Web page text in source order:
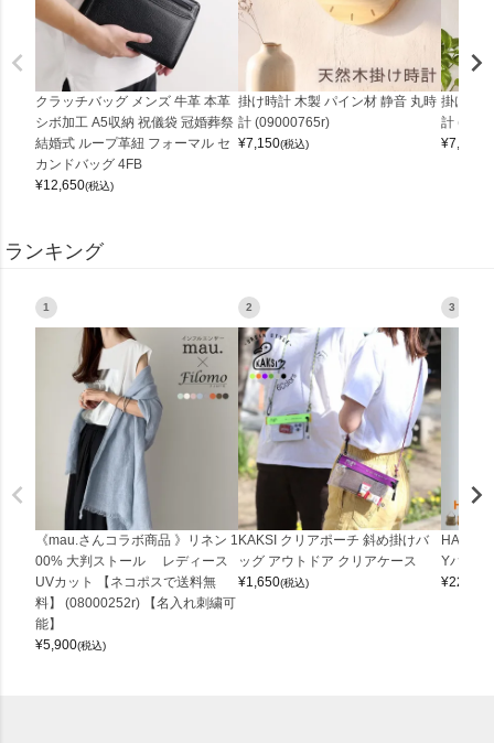
クラッチバッグ メンズ 牛革 本革
シボ加工 A5収納 祝儀袋 冠婚葬祭
結婚式 ループ革紐 フォーマル セ
カンドバッグ 4FB
¥12,650(税込)
掛け時計 木製 パイン材 静音 丸時
計 (09000765r)
¥7,150(税込)
掛け時
計
¥7,150
ランキング
1
《mau.さんコラボ商品 》リネン 1
00% 大判ストール レディース
UVカット 【ネコポスで送料無
料】 (08000252r) 【名入れ刺繍可
能】
¥5,900(税込)
2
KAKSI クリアポーチ 斜め掛けバ
ッグ アウトドア クリアケース
¥1,650(税込)
3
Yバッグ
¥22,000